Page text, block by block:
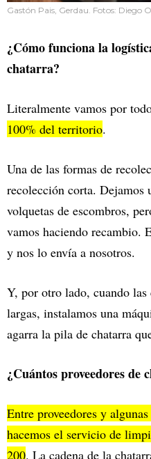
Gastón Pais, Gerdau. Fotos: Diego
¿Cómo funciona la
chatarra?
Literalmente vamos por
100% del territorio.
Una de las formas de
recolección corta. Dejamos
volquetas de escombros,
vamos haciendo recambio.
y nos lo envía a nosotros.
Y, por otro lado, cuando
largas, instalamos una
agarra la pila de chatarra
¿Cuántos proveedores de
Entre proveedores y
hacemos el servicio de
200. La cadena de la